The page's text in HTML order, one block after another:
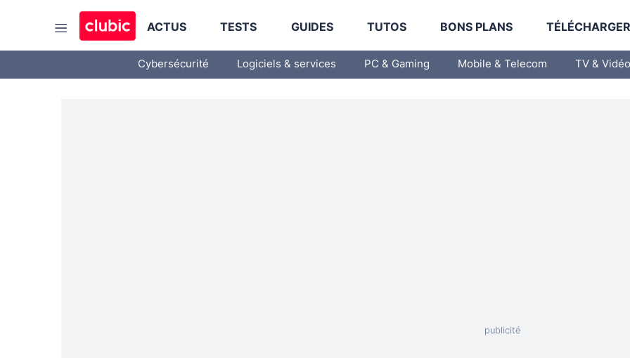
ACTUS TESTS GUIDES TUTOS BONS PLANS
Cybersécurité Logiciels & services PC & Gaming Mobile & Telecom TV & Vidéo